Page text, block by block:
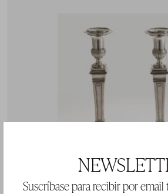
Suscríbase para recibir por